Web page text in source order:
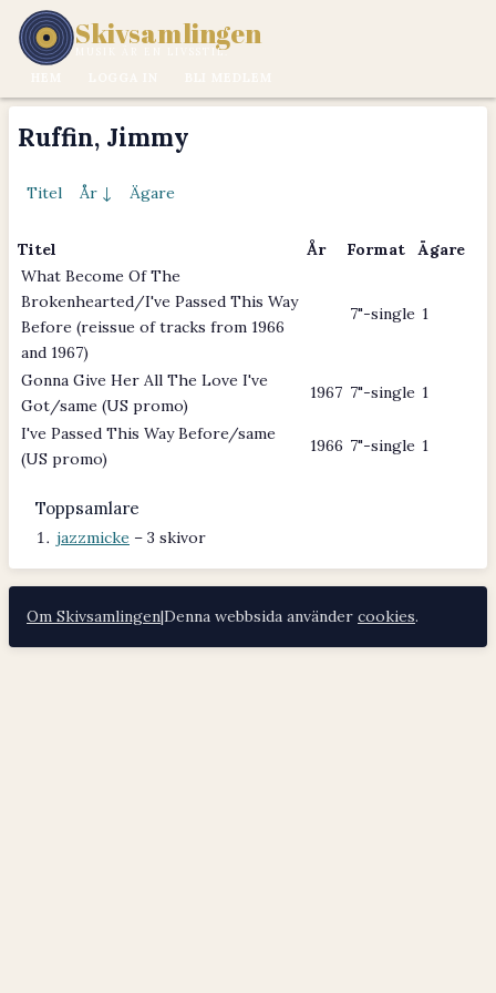
Skivsamlingen
MUSIK ÄR EN LIVSSTIL.
Ruffin, Jimmy
Titel År ↓ Ägare
Titel År Format
Ägare
What Become Of The
Brokenhearted/I've Passed This Way
Before (reissue of tracks from 1966
and 1967)
7"-single 1
Gonna Give Her All The Love I've
Got/same (US promo)
1967 7"-single 1
I've Passed This Way Before/same
(US promo)
1966 7"-single 1
Toppsamlare
jazzmicke – 3 skivor
Om Skivsamlingen|Denna webbsida använder cookies.